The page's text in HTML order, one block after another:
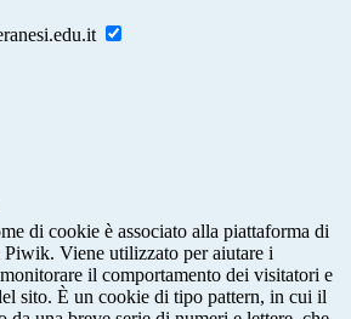
di cookie è associato alla piattaforma di
Piwik. Viene utilizzato per aiutare i
il comportamento dei visitatori e
sito. È un cookie di tipo pattern, in cui il